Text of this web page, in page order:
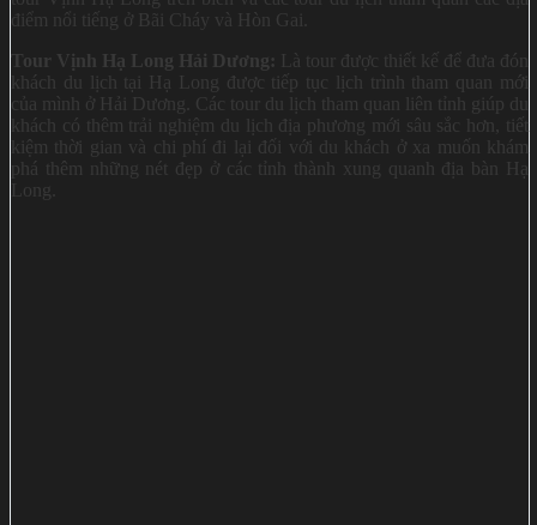
điểm nổi tiếng ở Bãi Cháy và Hòn Gai.
Tour Vịnh Hạ Long Hải Dương: Là tour được thiết kế để đưa đón
khách du lịch tại Hạ Long được tiếp tục lịch trình tham quan mới
của mình ở Hải Dương. Các tour du lịch tham quan liên tỉnh giúp du
khách có thêm trải nghiệm du lịch địa phương mới sâu sắc hơn, tiết
kiệm thời gian và chi phí đi lại đối với du khách ở xa muốn khám
phá thêm những nét đẹp ở các tỉnh thành xung quanh địa bàn Hạ
Long.